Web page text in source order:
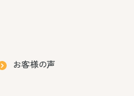
お客様の声